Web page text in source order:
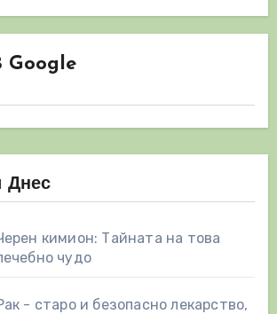
Google
Днес
кимион: Тайната на това
чудо
- старо и безопасно лекарство,